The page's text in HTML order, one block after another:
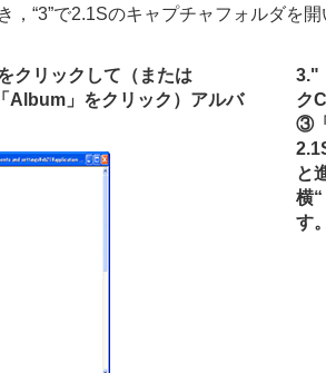
“3”で2.1Sのキャプチャフォルダを開
クリックして（または
Album」をクリック）アルバ
3."
ク
③
と
横
す